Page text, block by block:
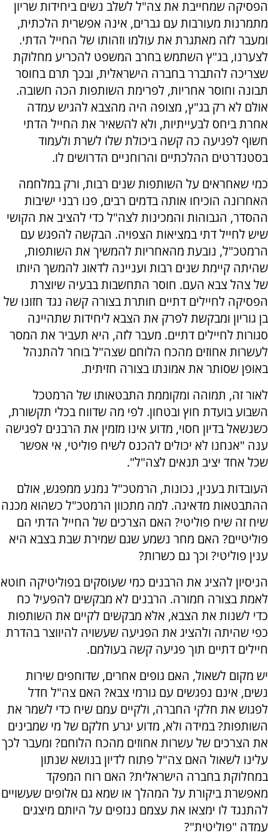
הפסיקה שמחייבת את צה"ל לשלב נשים ביחידות שריון
מתמרנות מעורבות עם גברים, אינה אפשרית הלכתית,
ומעבר לזה מאתגרת את עולמו וזהותו של החייל הדתי.
לצערנו, בג"ץ השתמש בחרב המשפט להכריע מחלוקת
שצריכה להתברר בחברה הישראלית, ובכך תרם בחוסר
תבונה וחוסר אחריות, לפרימת השותפות הכה חשובה.
אולם לא רק בג"ץ, מצופה היה מהצבא להגיש עמדה
אחרת ביחס לבעייתיות, ולא להשאיר את החייל הדתי
חשוף לפגיעה כה קשה ביכולת שלו לשרת ולעמוד
בסטנדרטים ההלכתיים והרוחניים הדרושים לו.
כמי שאחראים על השותפות שנים רבות, ורק במלחמה
האחרונה הוכיחו אותה בדמים רבים, פנו רבני ישיבות
ההסדר, הגבוהות והמכינות לצה"ל כדי להציב את הקושי
שיש לחייל דתי במציאות הצפויה. הבקשה להפגש עם
הרמטכ"ל, נובעת מהאחריות להמשיך את השותפות,
שהיתה קיימת שנים רבות ועניינה לדאוג להמשך היותו
של צהל צבא העם. חוסר התחשבות בבעיה שיוצרת
הפסיקה לחיילים דתיים חותרת בצורה קשה נגד חזונו של
בן גוריון ומבקשת לפרק את הצבא ליחידות שתהיינה
סגורות לחיילים דתיים. מעבר לזה, היא תעביר את המסר
לעשרות אחוזים מהכח הלוחם שצה"ל בוחר להתנהל
באופן שסותר את אמונתו בצורה חזיתית.
לאור זה, תמוהה ומקוממת התבטאותו של הרמטכל
השבוע בועדת חוץ ובטחון. לפי מה שדווח בכלי תקשורת,
כשנשאל בדיון חסוי, מדוע אינו מזמין את הרבנים לפגישה
ענה "אנחנו לא יכולים להכנס לשיח פוליטי, אי אפשר
שכל אחד יציב תנאים לצה"ל".
העובדות בענין, נכונות, הרמטכ"ל נמנע ממפגש, אולם
ההתבטאות מדאיגה. למה מתכוון הרמטכ"ל כשהוא מכנה
שיח זה שיח פוליטי? האם הצרכים של החייל הדתי הם
פוליטיים? האם מחר נשמע שגם שמירת שבת בצבא היא
ענין פוליטי? וכך גם כשרות?
הניסיון להציג את הרבנים כמי שעוסקים בפוליטיקה חוטא
לאמת בצורה חמורה. הרבנים לא מבקשים להפעיל כח
כדי לשנות את הצבא, אלא מבקשים לקיים את השותפות
כפי שהיתה ולהציג את הפגיעה שעשויה להיווצר בהדרת
חיילים דתיים תוך פגיעה קשה בעולמם.
יש מקום לשאול, האם גופים אחרים, שדוחפים שירות
נשים, אינם נפגשים עם גורמי צבא? האם צה"ל חדל
לפגוש את חלקי החברה, ולקיים עמם שיח כדי לשמר את
השותפות? במידה ולא, מדוע יגרע חלקם של מי שמבינים
את הצרכים של עשרות אחוזים מהכח הלוחם? ומעבר לכך
עלינו לשאול האם צה"ל פתוח לדיון בנושא שנתון
במחלוקת בחברה הישראלית? האם רוח המפקד
מאפשרת ביקורת על המהלך או שמא גם אלופים שעשויים
להתנגד לו ימצאו את עצמם ננזפים על היותם מיצגים
עמדה "פוליטית"?